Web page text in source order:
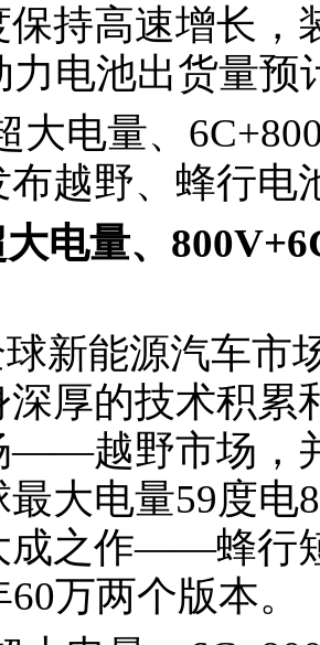
保持高速增长，
力电池出货量预
电量、 8
新能源汽车市
深厚的技术积累
——越野市场，
大电量59度电
成之作——蜂行
万两个版本。